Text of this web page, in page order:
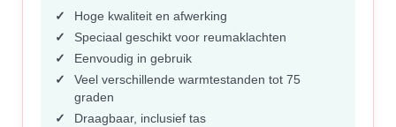
Hoge kwaliteit en afwerking
Speciaal geschikt voor reumaklachten
Eenvoudig in gebruik
Veel verschillende warmtestanden tot 75
graden
Draagbaar, inclusief tas